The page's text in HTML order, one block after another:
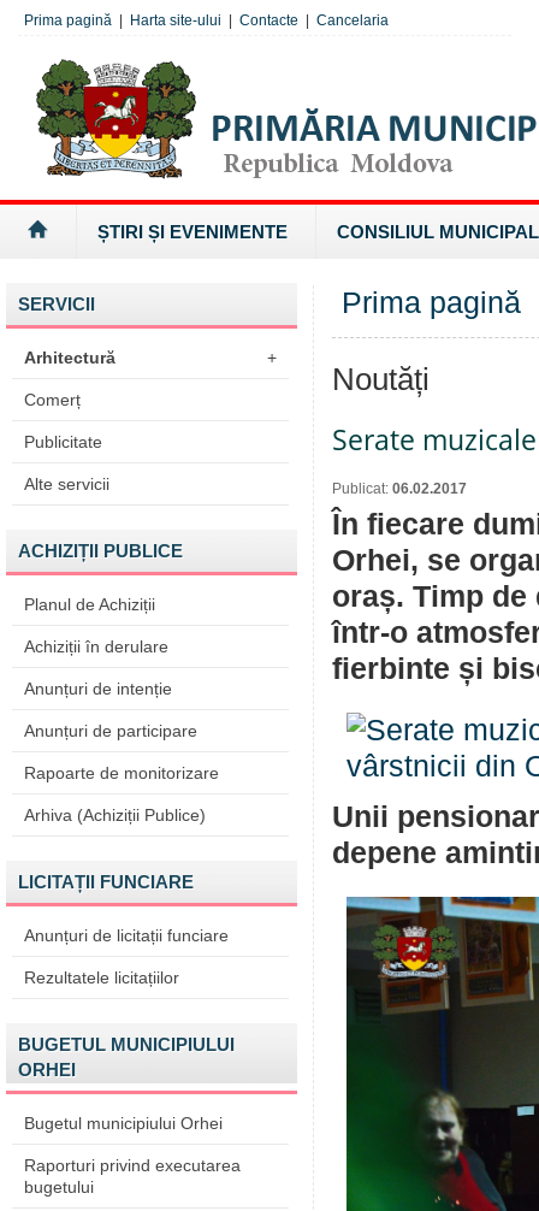
Prima pagină Harta site-ului Contacte Cancelaria
ȘTIRI ȘI EVENIMENTE CONSILIUL MUNICIPAL
SERVICII
Arhitectură +
Comerț
Publicitate
Alte servicii
ACHIZIȚII PUBLICE
Planul de Achiziții
Achiziții în derulare
Anunțuri de intenție
Anunțuri de participare
Rapoarte de monitorizare
Arhiva (Achiziții Publice)
LICITAȚII FUNCIARE
Anunțuri de licitații funciare
Rezultatele licitațiilor
BUGETUL MUNICIPIULUI
ORHEI
Bugetul municipiului Orhei
Raporturi privind executarea
bugetului
Prima pagină
Noutăți
Serate
Publicat: 06.02.2017
În fiecare
Orhei, se
oraș. Timp
într-o
fierbinte și
Unii
depene